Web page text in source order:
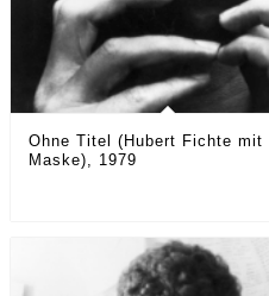
Ohne Titel (Hubert Fichte mit
Maske), 1979